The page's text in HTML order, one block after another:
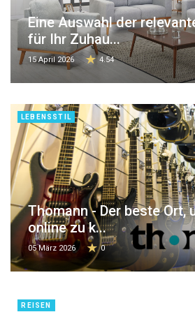
Eine Auswahl der
für Ihr Zuhau...
15 April 2026 4.54
LEBENSSTIL
Thomann - Der beste Ort,
online zu k...
05 März 2026 0
REISEN